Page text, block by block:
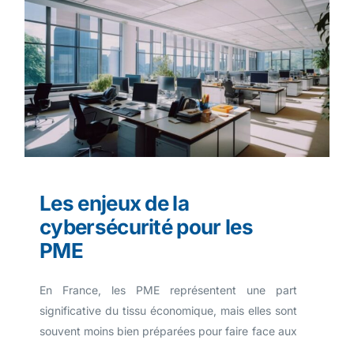
Lesenjeuxdela
cybersécuritépour les
PME
En France, les PME représentent une part
significative du tissu économique, mais elles sont
souvent moins bien préparées pour faire face aux